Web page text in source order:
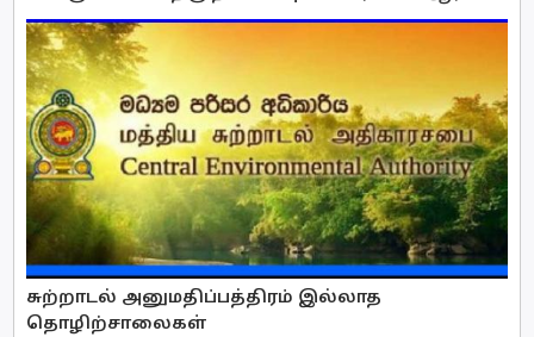
சுற்றாடல் அனுமதிப்பத்திரம் இல்லாத
தொழிற்சாலைகள்